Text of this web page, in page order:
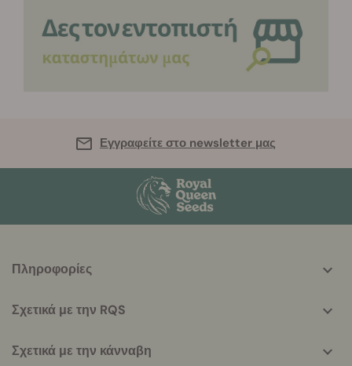
Εγγραφείτε στο newsletter μας
helpful
Πληροφορίες
Σχετικά με την RQS
Σχετικά με την κάνναβη